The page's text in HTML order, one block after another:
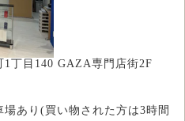
1丁目140 GAZA専門店街2F
場あり(買い物された方は3時間